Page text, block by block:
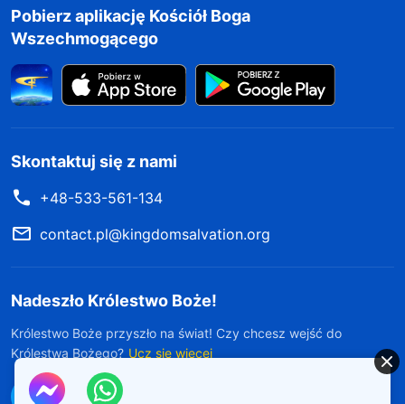
Pobierz aplikację Kościół Boga
Wszechmogącego
Skontaktuj się z nami
+48-533-561-134
contact.pl@kingdomsalvation.org
Nadeszło Królestwo Boże!
Królestwo Boże przyszło na świat! Czy chcesz wejść do
Królestwa Bożego? Ucz się więcej
Połącz się z nami w Messengerze